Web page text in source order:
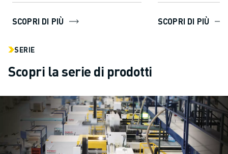
SCOPRI DI PIÙ
controllo di ...
SCOPRI DI PIÙ
SERIE
Scopri la serie di prodotti